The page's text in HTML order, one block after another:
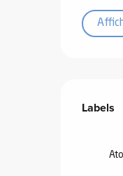
Labels
Labels